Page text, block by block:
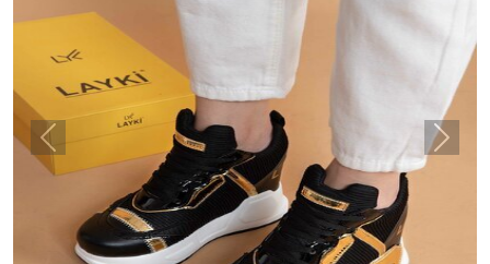
السابق التالي